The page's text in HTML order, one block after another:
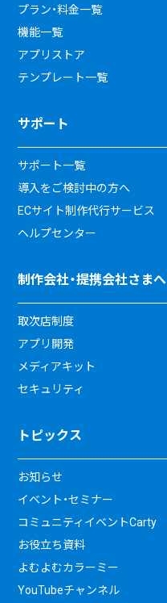
プラン・料金一覧
機能一覧
アプリストア
テンプレート一覧
サポート
サポート一覧
導入をご検討中の方へ
ECサイト制作代行サービス
ヘルプセンター
制作会社・提携会社さまへ
取次店制度
アプリ開発
メディアキット
セキュリティ
トピックス
お知らせ
イベント・セミナー
コミュニティイベントCarty
お役立ち資料
よむよむカラーミー
YouTubeチャンネル